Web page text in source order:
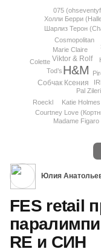
H&M
Viktor & Rolf
Собчак Ксения
Marie Claire
Pal Zileri
Tod’s
Katie Holmes
Шарлиз Терон
Cosmopolitan
Courtney Love
Colette
Холли Берри
Madame Figaro
Roeckl
075
Юлия
FES retail
RE и СИН